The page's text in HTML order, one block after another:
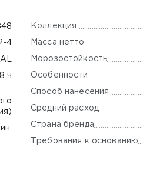
4
ч
Коллекция
Масса нетто
Морозостойкость
Особенности
Способ нанесения
Средний расход
Страна бренда
Требования к основанию